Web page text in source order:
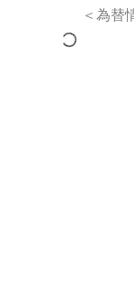
＜為替